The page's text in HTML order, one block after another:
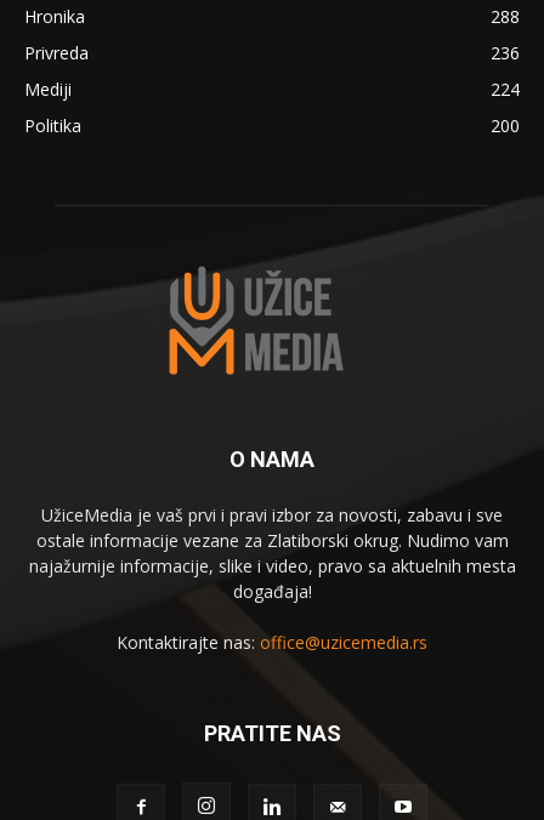
Hronika
288
Privreda
236
Mediji
224
Politika
200
O NAMA
UžiceMedia je vaš prvi i pravi izbor za novosti, zabavu i sve
ostale informacije vezane za Zlatiborski okrug. Nudimo vam
najažurnije informacije, slike i video, pravo sa aktuelnih mesta
događaja!
Kontaktirajte nas: office@uzicemedia.rs
PRATITE NAS